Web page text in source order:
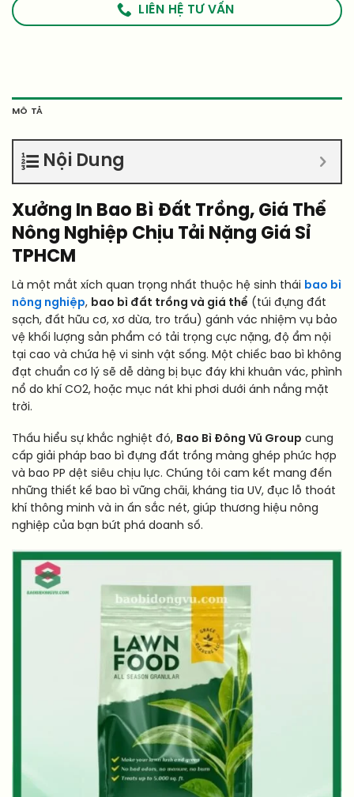
LIÊN HỆ TƯ VẤN
MÔ TẢ
Nội Dung
Xưởng In Bao Bì Đất Trồng, Giá Thể
Nông Nghiệp Chịu Tải Nặng Giá Sỉ
TPHCM
Là một mắt xích quan trọng nhất thuộc hệ sinh thái bao bì
nông nghiệp, bao bì đất trồng và giá thể (túi đựng đất
sạch, đất hữu cơ, xơ dừa, tro trấu) gánh vác nhiệm vụ bảo
vệ khối lượng sản phẩm có tải trọng cực nặng, độ ẩm nội
tại cao và chứa hệ vi sinh vật sống. Một chiếc bao bì không
đạt chuẩn cơ lý sẽ dễ dàng bị bục đáy khi khuân vác, phình
nổ do khí CO2, hoặc mục nát khi phơi dưới ánh nắng mặt
trời.
Thấu hiểu sự khắc nghiệt đó, Bao Bì Đông Vũ Group cung
cấp giải pháp bao bì đựng đất trồng màng ghép phức hợp
và bao PP dệt siêu chịu lực. Chúng tôi cam kết mang đến
những thiết kế bao bì vững chãi, kháng tia UV, đục lỗ thoát
khí thông minh và in ấn sắc nét, giúp thương hiệu nông
nghiệp của bạn bứt phá doanh số.